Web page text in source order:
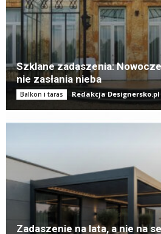
Szklane zadaszenia:
nie zasłania nieba
Balkon i taras Redakcja Designersko.pl
Zadaszenie na lata, a nie na